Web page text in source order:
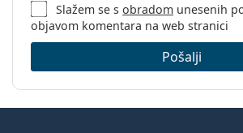
Slažem se sobradom unesenih
objavom komentara na web stranici
Pošalji